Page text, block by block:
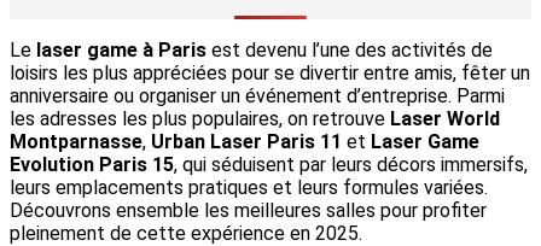
Le laser game à Paris est devenu l’une des activités de
loisirs les plus appréciées pour se divertir entre amis, fêter un
anniversaire ou organiser un événement d’entreprise. Parmi
les adresses les plus populaires, on retrouve Laser World
Montparnasse, Urban Laser Paris 11 et Laser Game
Evolution Paris 15, qui séduisent par leurs décors immersifs,
leurs emplacements pratiques et leurs formules variées.
Découvrons ensemble les meilleures salles pour profiter
pleinement de cette expérience en 2025.